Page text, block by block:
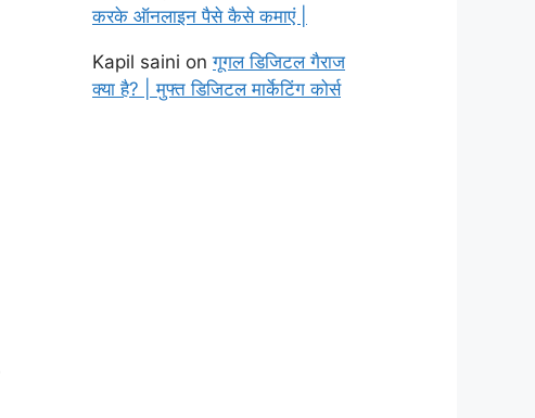
करके ऑनलाइन पैसे कैसे कमाएं |
Kapil saini onगूगल डिजिटल गैराज
क्या है? | मुफ्त डिजिटल मार्केटिंग कोर्स